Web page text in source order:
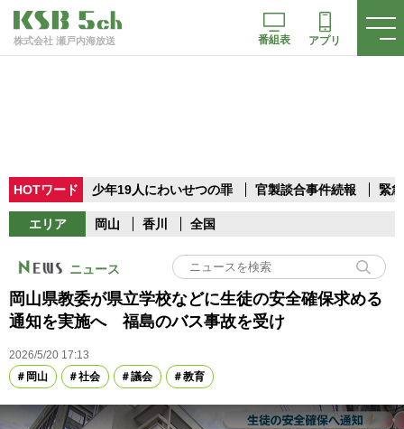
株式会社 瀬戸内海放送 番組表 アプリ
HOTワード 少年19人にわいせつの罪 官製談合事件続報 緊
エリア 岡山 香川 全国
ニュース
岡山県教委が県立学校などに生徒の安全確保求める
通知を実施へ 福島のバス事故を受け
2026/5/20 17:13
岡山
社会 議会 教育